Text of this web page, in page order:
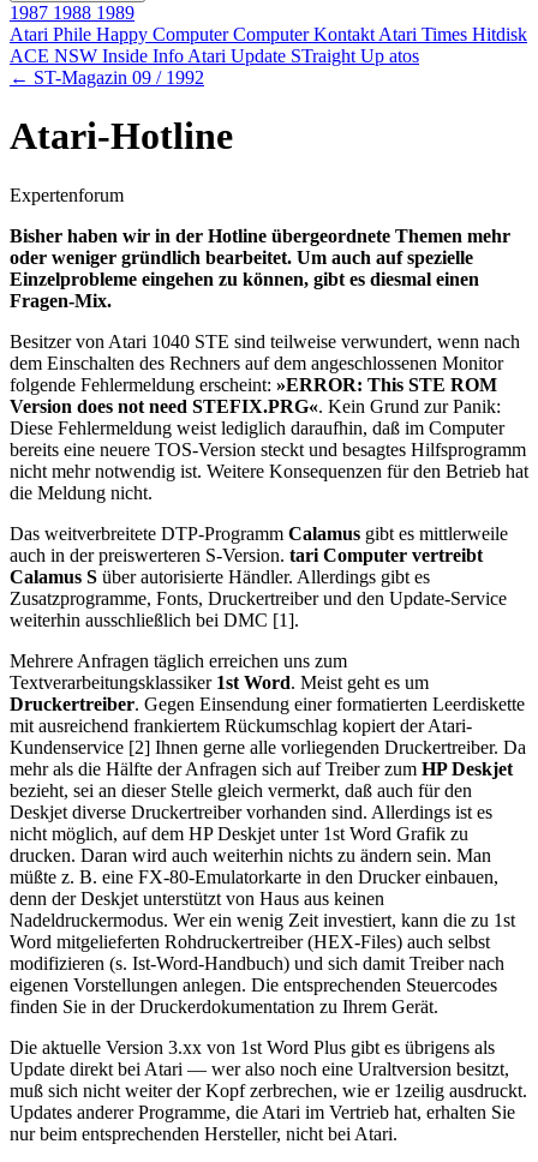
1987 1988 1989
Atari Phile Happy ComputerComputer Kontakt Atari Times Hitdisk
ACE NSW Inside Info Atari Update STraight Up atos
← ST-Magazin 09 / 1992
Atari-Hotline
Expertenforum
Bisher haben wir in der Hotline übergeordnete Themen mehr
oder weniger gründlich bearbeitet. Um auch auf spezielle
Einzelprobleme eingehen zu können, gibt es diesmal einen
Fragen-Mix.
Besitzer von Atari 1040 STE sind teilweise verwundert, wenn nach
dem Einschalten des Rechners auf dem angeschlossenen Monitor
folgende Fehlermeldung erscheint: »ERROR: This STE ROM
Version does not need STEFIX.PRG«. Kein Grund zur Panik:
Diese Fehlermeldung weist lediglich daraufhin, daß im Computer
bereits eine neuere TOS-Version steckt und besagtes Hilfsprogramm
nicht mehr notwendig ist. Weitere Konsequenzen für den Betrieb hat
die Meldung nicht.
Das weitverbreitete DTP-Programm Calamus gibt es mittlerweile
auch in der preiswerteren S-Version. tari Computer vertreibt
Calamus S über autorisierte Händler. Allerdings gibt es
Zusatzprogramme, Fonts, Druckertreiber und den Update-Service
weiterhin ausschließlich bei DMC [1].
Mehrere Anfragen täglich erreichen uns zum
Textverarbeitungsklassiker 1st Word. Meist geht es um
Druckertreiber. Gegen Einsendung einer formatierten Leerdiskette
mit ausreichend frankiertem Rückumschlag kopiert der Atari-
Kundenservice [2] Ihnen gerne alle vorliegenden Druckertreiber. Da
mehr als die Hälfte der Anfragen sich auf Treiber zum HP Deskjet
bezieht, sei an dieser Stelle gleich vermerkt, daß auch für den
Deskjet diverse Druckertreiber vorhanden sind. Allerdings ist es
nicht möglich, auf dem HP Deskjet unter 1st Word Grafik zu
drucken. Daran wird auch weiterhin nichts zu ändern sein. Man
müßte z. B. eine FX-80-Emulatorkarte in den Drucker einbauen,
denn der Deskjet unterstützt von Haus aus keinen
Nadeldruckermodus. Wer ein wenig Zeit investiert, kann die zu 1st
Word mitgelieferten Rohdruckertreiber (HEX-Files) auch selbst
modifizieren (s. Ist-Word-Handbuch) und sich damit Treiber nach
eigenen Vorstellungen anlegen. Die entsprechenden Steuercodes
finden Sie in der Druckerdokumentation zu Ihrem Gerät.
Die aktuelle Version 3.xx von 1st Word Plus gibt es übrigens als
Update direkt bei Atari — wer also noch eine Uraltversion besitzt,
muß sich nicht weiter der Kopf zerbrechen, wie er 1zeilig ausdruckt.
Updates anderer Programme, die Atari im Vertrieb hat, erhalten Sie
nur beim entsprechenden Hersteller, nicht bei Atari.